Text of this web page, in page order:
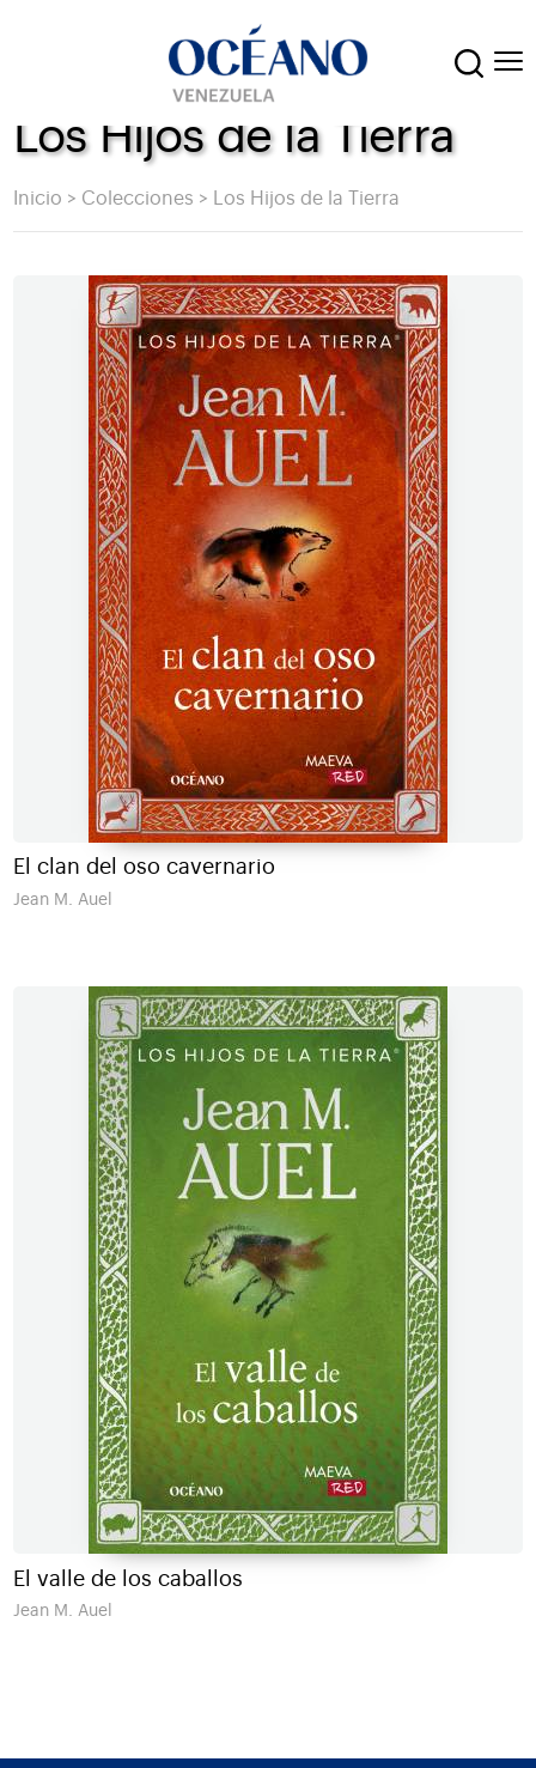
Los Hijos de la Tierra
Inicio > Colecciones > Los Hijos de la Tierra
El clan del oso cavernario
Jean M. Auel
El valle de los caballos
Jean M. Auel